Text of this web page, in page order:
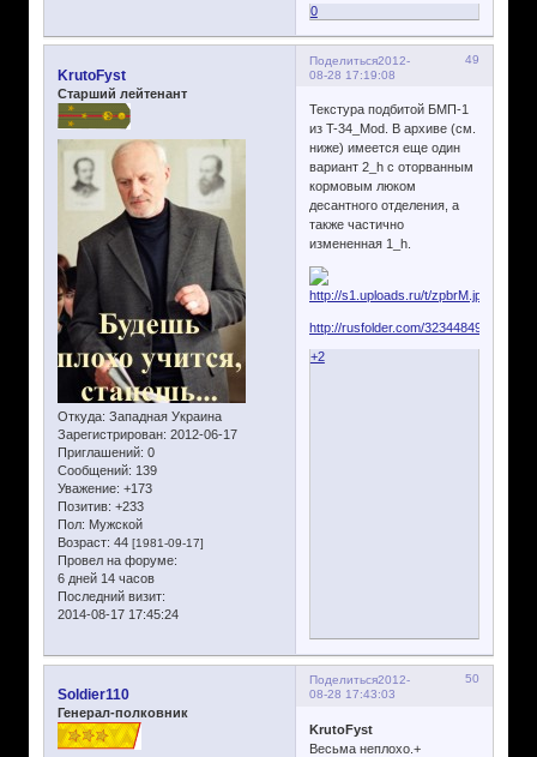
0
Поделиться 49
2012-
08-28 17:19:08
KrutoFyst
Старший лейтенант
Откуда: Западная Украина
Зарегистрирован: 2012-06-17
Приглашений: 0
Сообщений: 139
Уважение: +173
Позитив: +233
Пол: Мужской
Возраст: 44 [1981-09-17]
Провел на форуме:
6 дней 14 часов
Последний визит:
2014-08-17 17:45:24
Текстура подбитой БМП-1
из T-34_Mod. В архиве (см.
ниже) имеется еще один
вариант 2_h с оторванным
кормовым люком
десантного отделения, а
также частично
измененная 1_h.
http://rusfolder.com/32344849
+2
Поделиться 50
2012-
08-28 17:43:03
Soldier110
Генерал-полковник
KrutoFyst
Весьма неплохо.+